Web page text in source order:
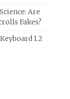
Are
Fakes?
1.2